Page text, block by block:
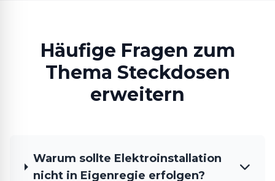
Häufige Fragen zum
Thema Steckdosen
erweitern
Warum sollte Elektroinstallation
nicht in Eigenregie erfolgen?